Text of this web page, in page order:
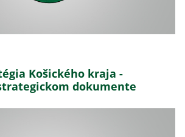
Košického kraja -
dokumente